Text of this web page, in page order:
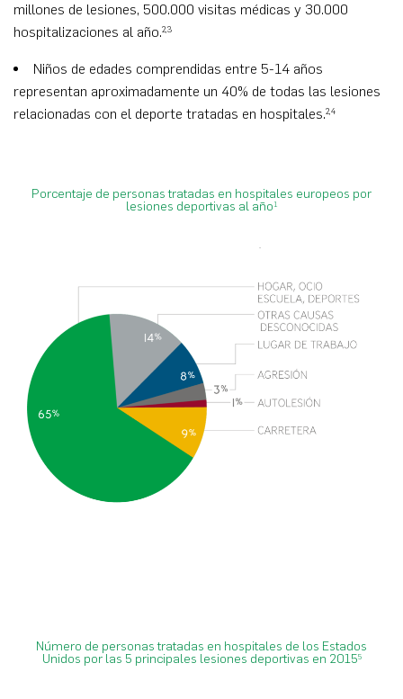
millones de lesiones, 500.000 visitas médicas y 30.000
hospitalizaciones al año.2,3
Niños de edades comprendidas entre 5-14 años
representan aproximadamente un 40% de todas las lesiones
relacionadas con el deporte tratadas en hospitales.2,4
Porcentaje de personas tratadas en hospitales europeos por
lesiones deportivas al año 1
Número de personas tratadas en hospitales de los Estados
Unidos por las 5 principales lesiones deportivas en 20155